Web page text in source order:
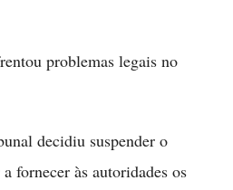
problemas legais no
decidiu suspender o
fornecer às autoridades os